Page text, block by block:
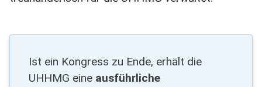
Ist ein Kongress zu Ende, erhält die
UHHMG eine ausführliche